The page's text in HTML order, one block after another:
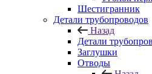
Шестигранник
Детали трубопроводов
Назад
Детали
Заглушки
Отводы